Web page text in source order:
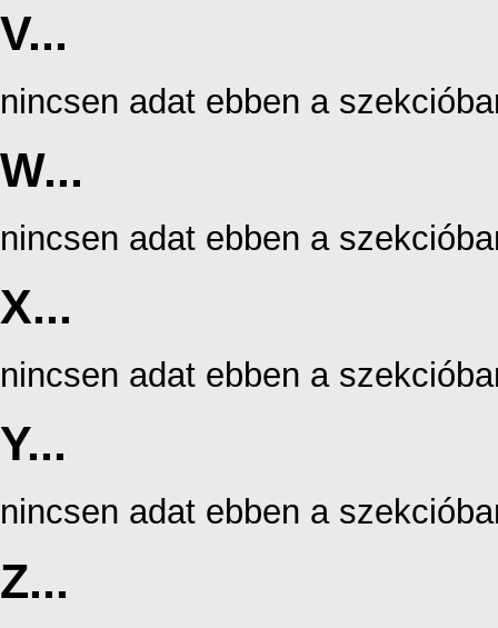
V...
nincsen adat ebben a
W...
nincsen adat ebben a
X...
nincsen adat ebben a
Y...
nincsen adat ebben a
Z...